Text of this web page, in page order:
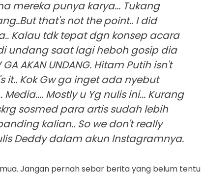
mereka punya karya... Tukang
that's not the point.. I did
Kalau tdk tepat dgn konsep acara
undang saat lagi heboh gosip dia
GA AKAN UNDANG. Hitam Putih isn't
it.. Kok Gw ga inget ada nyebut
Mostly u Yg nulis ini... Kurang
sosmed para artis sudah lebih
kalian.. So we don't really
Deddy dalam akun Instagramnya.
Jangan pernah sebar berita yang belum tentu